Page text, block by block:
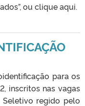
ou clique aqui.
para os
inscritos nas vagas
regido pelo